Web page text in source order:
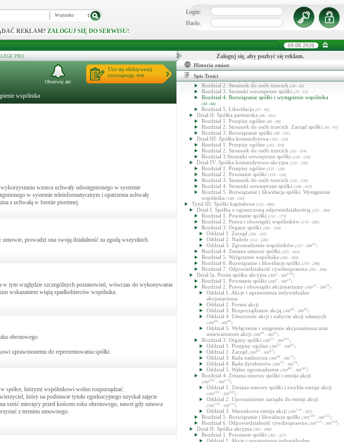
Wszystko
REKLAM? ZALOGUJ SIĘ DO SERWISU!
Login:
Hasło:
09.08.2026
PRO
wspólnika
Ucz się efektywniej
rozwiązując test
Obserwuj akt
wzorca uchwały udostępnionego w systemie
w systemie teleinformatycznym i opatrzenia uchwały
z uchwałą w formie pisemnej.
prowadzi ona swoją działalność za zgodą wszystkich
w tym względzie szczególnych postanowień, wówczas do wykonywania
wskazaniem wiążą spadkobierców wspólnika.
obrotowego.
uprawnionemu do reprezentowania spółki.
spółce, którymi wspólnikowi wolno rozporządzać.
który na podstawie tytułu egzekucyjnego uzyskał zajęcie
sześć miesięcy przed końcem roku obrotowego, nawet gdy umowa
z terminu umownego.
Zaloguj się, aby pozbyć się reklam.
Historia zmian
Spis Treści
(1 - 21)
Dział II. Spółki osobowe(8 - 10 )
Dział III. Spółki kapitałowe(11 - 2116 )
DZIAŁ IV. Grupa spółek 16
Tytuł II. Spółki osobowe
Dział I. Spółka jawna
Rozdział 1. Przepisy ogólne(22 - 27)
Rozdział 2. Stosunek do osób trzecich (28 - 36)
Rozdział 3. Stosunki wewnętrzne spółki (37 - 57)
Rozdział 4. Rozwiązanie spółki i wystąpienie wspólnika
(58 - 66)
Rozdział 5. Likwidacja (67 - 85)
Dział II. Spółka partnerska (86 - 101)
Rozdział 1. Przepisy ogólne (86 - 94)
Rozdział 2. Stosunek do osób trzecich. Zarząd spółki (95 - 97)
Rozdział 3. Rozwiązanie spółki (98 - 101)
Dział III. Spółka komandytowa (102 - 124)
Rozdział 1. Przepisy ogólne (102 - 110)
Rozdział 2. Stosunek do osób trzecich (111 - 119)
Rozdział 3.Stosunki wewnętrzne spółki (120 - 124)
Dział IV. Spółka komandytowo-akcyjna (125 - 150)
Rozdział 1. Przepisy ogólne (125 - 128)
Rozdział 2. Powstanie spółki (129 - 134)
Rozdział 3. Stosunek do osób trzecich (135 - 139)
Rozdział 4. Stosunki wewnętrzne spółki (140 - 147)
Rozdział 5. Rozwiązanie i likwidacja spółki. Wystąpienie
wspólnika (148 - 150)
Tytuł III. Spółki kapitałowe (151 - 490)
Dział I. Spółka z ograniczoną odpowiedzialnością (151 - 300)
Rozdział 1. Powstanie spółki (151 - 173)
Rozdział 2. Prawa i obowiązki wspólników (174 - 200)
Rozdział 3. Organy spółki (201 - 254)
Oddział 1. Zarząd (201 - 211)
Oddział 2. Nadzór (212 - 226)
Oddział 3. Zgromadzenie wspólników (227 - 30035 )
Rozdział 4. Zmiana umowy spółki (255 - 265)
Rozdział 5. Wyłączenie wspólnika (266 - 269)
Rozdział 6. Rozwiązanie i likwidacja spółki (270 - 290)
Rozdział 7. Odpowiedzialność cywilnoprawna (291 - 300)
Dział Ia. Prosta spółka akcyjna (3001 - 300134 )
Rozdział 1. Powstanie spółki (3001 - 30014 )
Rozdział 2. Prawa i obowiązki akcjonariuszy (30015 - 30051 )
Oddział 1. Akcje i uprawnienia indywidualne
akcjonariusza
Oddział 2. Forma akcji
Oddział 3. Rozporządzanie akcją (30036 - 30043)
Oddział 4. Umorzenie akcji i nabycie akcji własnych
(30044 - 30048)
Oddział 5. Wyłączenie i ustąpienie akcjonariusza oraz
unieważnienie akcji (30049 - 30051 )
Rozdział 3. Organy spółki (30052 - 300101 )
Oddział 1. Przepisy ogólne (30052 - 30061 )
Oddział 2. Zarząd (30062 - 30067)
Oddział 3. Rada nadzorcza (30068 - 30072)
Oddział 4. Rada dyrektorów (30073 - 30079)
Oddział 5. Walne zgromadzenie (30080 - 300101 )
Rozdział 4. Zmiana umowy spółki i emisja akcji
(300102 - 300119)
Oddział 1. Zmiana umowy spółki i zwykła emisja akcji
(300102 - 300109)
Oddział 2. Upoważnienie zarządu do emisji akcji
(300110 - 300113)
Oddział 3. Warunkowa emisja akcji (300114 - 367)
Rozdział 5. Rozwiązanie i likwidacja spółki (300120 - 300122)
Rozdział 6. Odpowiedzialność cywilnoprawna (300123 - 300134 )
Dział II. Spółka akcyjna (301 - 490)
Rozdział 1. Powstanie spółki (301 - 327)
Oddział 1. Akcje i uprawnienia indywidualne